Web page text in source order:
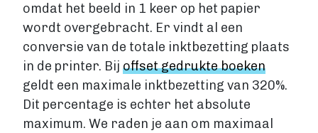
FICTIE
Fictie
Chicklit
Fantasy
Kinderboek
Roman
Thriller
omdat het beeld in 1 keer op het papier
wordt overgebracht. Er vindt al een
conversie van de totale inktbezetting plaats
in de printer. Bij offset gedrukte boeken
geldt een maximale inktbezetting van 320%.
Dit percentage is echter het absolute
maximum. We raden je aan om maximaal